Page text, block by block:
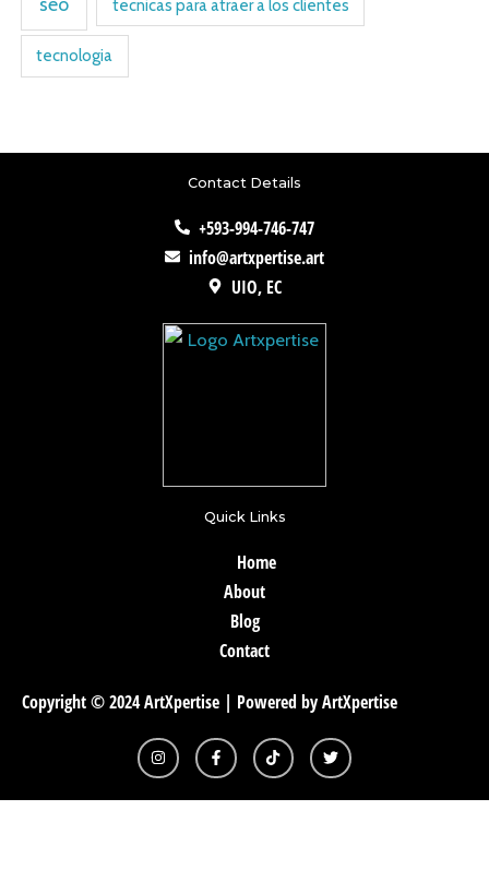
tecnicas para atraer a los clientes
tecnologia
Contact Details
+593-994-746-747
info@artxpertise.art
UIO, EC
Quick Links
Home
About
Blog
Contact
Copyright © 2024 ArtXpertise | Powered by ArtXpertise
I
n
s
a
F
a
c
b
T
i
k
o
T
w
i
t